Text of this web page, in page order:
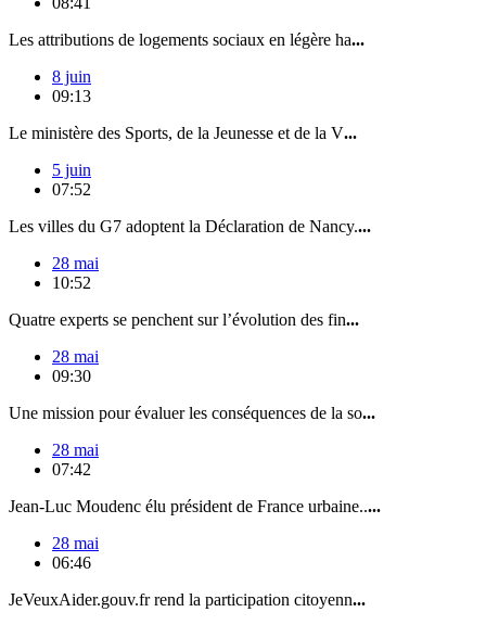
Les attributions de logements sociaux en légère ha...
8 juin
09:13
Le ministère des Sports, de la Jeunesse et de la V...
5 juin
07:52
Les villes du G7 adoptent la Déclaration de Nancy....
28 mai
10:52
Quatre experts se penchent sur l’évolution des fin...
28 mai
09:30
Une mission pour évaluer les conséquences de la so...
28 mai
07:42
Jean-Luc Moudenc élu président de France urbaine.....
28 mai
06:46
JeVeuxAider.gouv.fr rend la participation citoyenn...